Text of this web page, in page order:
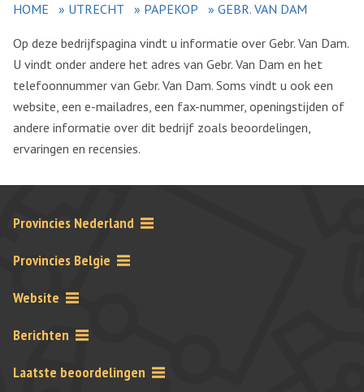
HOME » UTRECHT » PAPEKOP » GEBR. VAN DAM
Op deze bedrijfspagina vindt u informatie over Gebr. Van Dam.
U vindt onder andere het adres van Gebr. Van Dam en het
telefoonnummer van Gebr. Van Dam. Soms vindt u ook een
website, een e-mailadres, een fax-nummer, openingstijden of
andere informatie over dit bedrijf zoals beoordelingen,
ervaringen en recensies.
Provincies Nederland
Provincies Belgie
Website
Berichten
Laatste beoordelingen